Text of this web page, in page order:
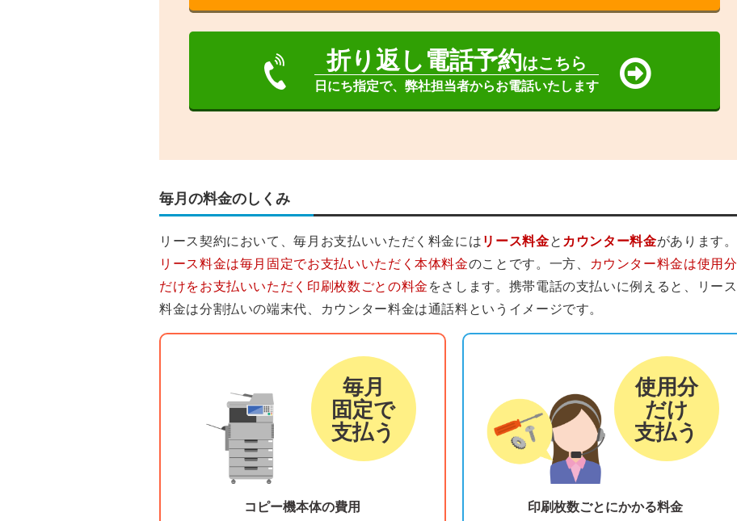
折り返し電話予約はこちら
日にち指定で、弊社担当者からお電話いたします
毎月の料金のしくみ
リース契約において、毎月お支払いいただく料金には リース料金と カウンター料金があります。
リース料金は毎月固定でお支払いいただく本体料金のことです。一方、
カウンター料金は使用分
だけをお支払いいただく印刷枚数ごとの料金 をさします。携帯電話の支払いに例えると、リース
料金は分割払いの端末代、カウンター料金は通話料というイメージです。
毎月
固定で
支払う
コピー機本体の費用
使用分
だけ
支払う
印刷枚数ごとにかかる料金